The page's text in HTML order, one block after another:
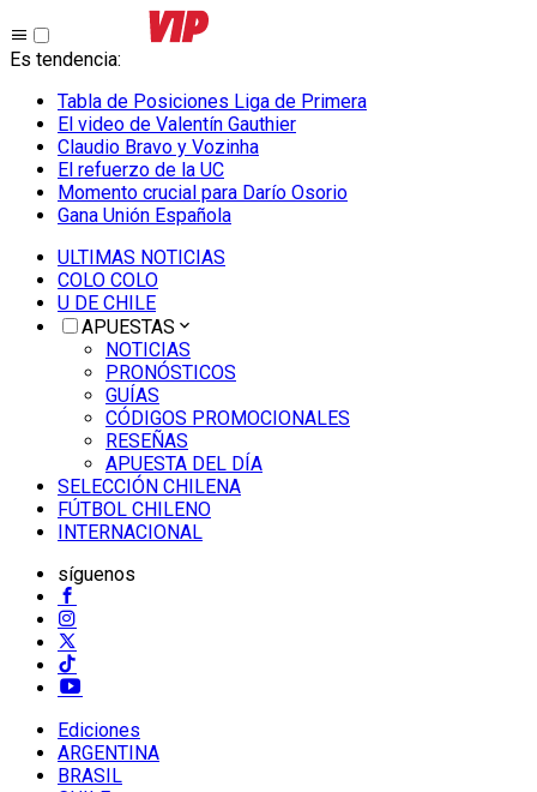
Es tendencia:
Tabla de Posiciones Liga de Primera
El video de Valentín Gauthier
Claudio Bravo y Vozinha
El refuerzo de la UC
Momento crucial para Darío Osorio
Gana Unión Española
ULTIMAS NOTICIAS
COLO COLO
U DE CHILE
APUESTAS
NOTICIAS
PRONÓSTICOS
GUÍAS
CÓDIGOS PROMOCIONALES
RESEÑAS
APUESTA DEL DÍA
SELECCIÓN CHILENA
FÚTBOL CHILENO
INTERNACIONAL
síguenos
Ediciones
ARGENTINA
BRASIL